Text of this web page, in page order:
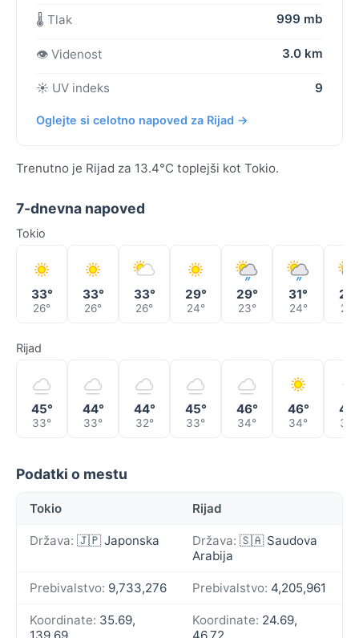
🌡️ Tlak 999 mb
👁️ Videnost 3.0 km
☀️ UV indeks 9
Oglejte si celotno napoved za Rijad →
Trenutno je Rijad za 13.4°C toplejši kot Tokio.
7-dnevna napoved
Tokio
33°
26°
33°
26°
33°
26°
29°
24°
29°
23°
31°
24° 23°
Rijad
45°
33°
44°
33°
44°
32°
45°
33°
46°
34°
46°
34° 33°
Podatki o mestu
Tokio Rijad
Država: 🇯🇵 Japonska Država: 🇸🇦 Saudova
Arabija
Prebivalstvo: 9,733,276 Prebivalstvo: 4,205,961
Koordinate: 35.69,
Koordinate: 24.69,